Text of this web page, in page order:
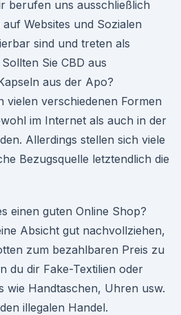
berufen uns ausschließlich
Websites und Sozialen
sind und treten als
Sie CBD aus
aus der Apo?
vielen verschiedenen Formen
im Internet als auch in der
Allerdings stellen sich viele
Bezugsquelle letztendlich die
einen guten Online Shop?
Absicht gut nachvollziehen,
zum bezahlbaren Preis zu
du dir Fake-Textilien oder
wie Handtaschen, Uhren usw.
illegalen Handel.